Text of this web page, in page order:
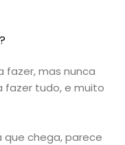
fazer, mas nunca
fazer tudo, e muito
que chega, parece